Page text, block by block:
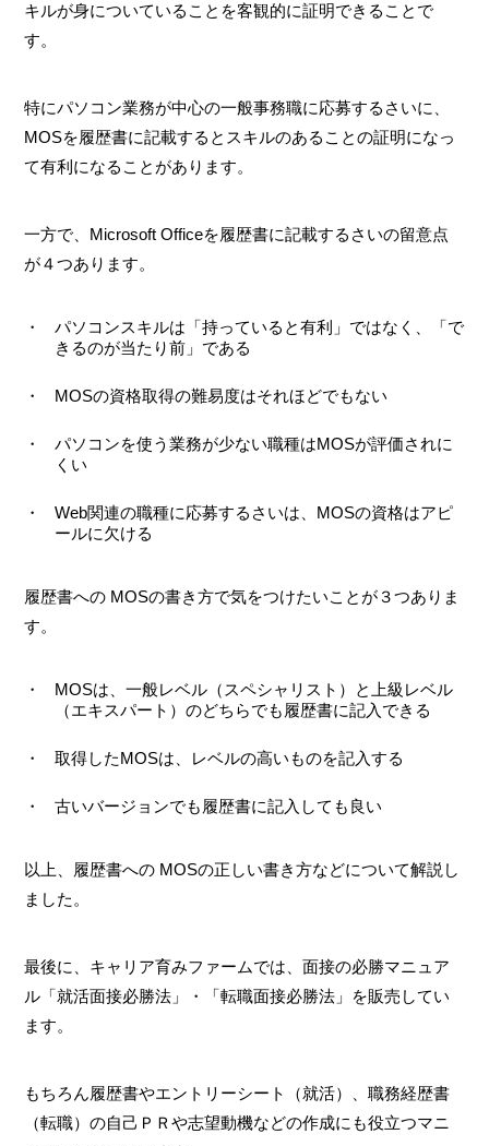
キルが身についていることを客観的に証明できることで
す。
特にパソコン業務が中心の一般事務職に応募するさいに、
MOSを履歴書に記載するとスキルのあることの証明になっ
て有利になることがあります。
一方で、Microsoft Officeを履歴書に記載するさいの留意点
が４つあります。
パソコンスキルは「持っていると有利」ではなく、「で
きるのが当たり前」である
MOSの資格取得の難易度はそれほどでもない
パソコンを使う業務が少ない職種はMOSが評価されに
くい
Web関連の職種に応募するさいは、MOSの資格はアピ
ールに欠ける
履歴書への MOSの書き方で気をつけたいことが３つありま
す。
MOSは、一般レベル（スペシャリスト）と上級レベル
（エキスパート）のどちらでも履歴書に記入できる
取得したMOSは、レベルの高いものを記入する
古いバージョンでも履歴書に記入しても良い
以上、履歴書への MOSの正しい書き方などについて解説し
ました。
最後に、キャリア育みファームでは、面接の必勝マニュア
ル「就活面接必勝法」・「転職面接必勝法」を販売してい
ます。
もちろん履歴書やエントリーシート（就活）、職務経歴書
（転職）の自己ＰＲや志望動機などの作成にも役立つマニ